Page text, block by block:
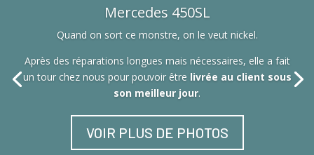
Mercedes 450SL
Quand on sort ce monstre, on le veut nickel.
Après des réparations longues mais nécessaires, elle a fait
un tour chez nous pour pouvoir être livrée au client sous
son meilleur jour.
VOIR PLUS DE PHOTOS